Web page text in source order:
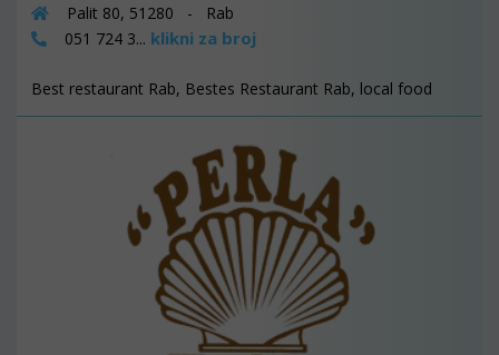
Palit 80, 51280 - Rab
051 724 3... klikni za broj
Best restaurant Rab, Bestes Restaurant Rab, local food